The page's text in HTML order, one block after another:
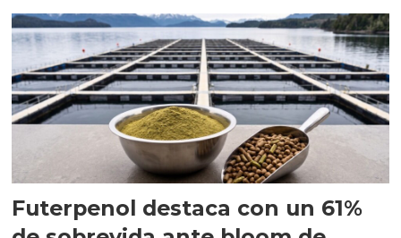
Futerpenol destaca con un 61%